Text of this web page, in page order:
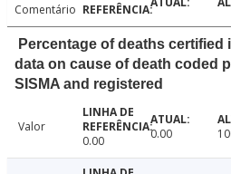
Comentário
Percentage of deaths certified
data on cause of death coded
SISMA and registered
Valor
0.00
0.00